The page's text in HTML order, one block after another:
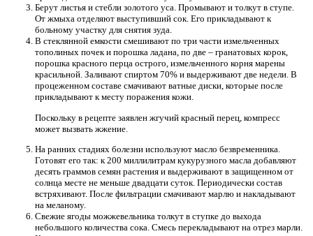
Берут листья и стебли золотого уса. Промывают и толкут в ступе.
От жмыха отделяют выступивший сок. Его прикладывают к
больному участку для снятия зуда.
В стеклянной емкости смешивают по три части измельченных
тополиных почек и порошка ладана, по две – гранатовых корок,
порошка красного перца острого, измельченного корня марены
красильной. Заливают спиртом 70% и выдерживают две недели. В
процеженном составе смачивают ватные диски, которые после
прикладывают к месту поражения кожи.
Поскольку в рецепте заявлен жгучий красный перец, компресс
может вызвать жжение.
На ранних стадиях болезни используют масло безвременника.
Готовят его так: к 200 миллилитрам кукурузного масла добавляют
десять граммов семян растения и выдерживают в защищенном от
солнца месте не меньше двадцати суток. Периодически состав
встряхивают. После фильтрации смачивают марлю и накладывают
на меланому.
Свежие ягоды можжевельника толкут в ступке до выхода
небольшого количества сока. Смесь перекладывают на отрез марли.